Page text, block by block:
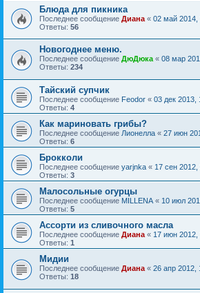
Блюда для пикника
Последнее сообщение Диана « 02 май 2014,
Ответы: 56
Новогоднее меню.
Последнее сообщение ДюДюка « 08 мар
Ответы: 234
Тайский супчик
Последнее сообщение Feodor « 03 дек 2013,
Ответы: 4
Как мариновать грибы?
Последнее сообщение Лионелла « 27 июн
Ответы: 6
Брокколи
Последнее сообщение yarjnka « 17 сен 2012,
Ответы: 3
Малосольные огурцы
Последнее сообщение MILLENA « 10 июл
Ответы: 5
Ассорти из сливочного масла
Последнее сообщение Диана « 17 июн 2012,
Ответы: 1
Мидии
Последнее сообщение Диана « 26 апр 2012,
Ответы: 18